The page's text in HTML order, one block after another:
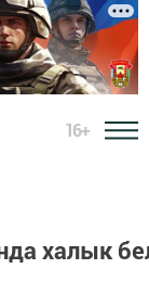
16+
халык